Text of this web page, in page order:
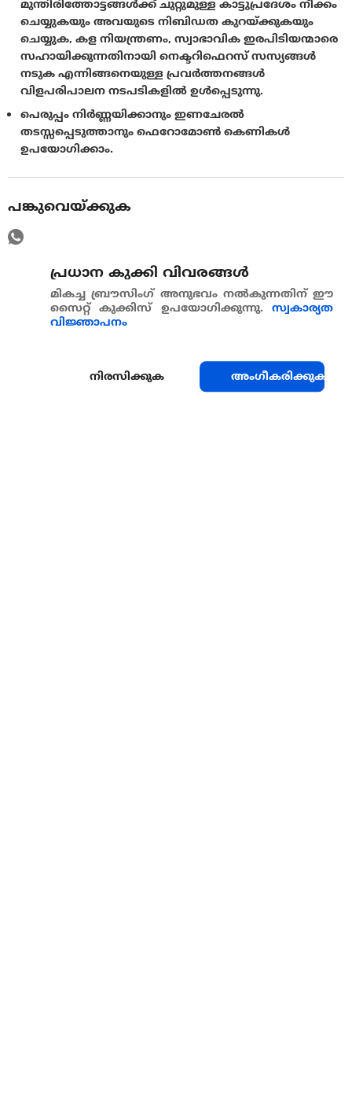
മുന്തിരിത്തോട്ടങ്ങൾക്ക് ചുറ്റുമുള്ള കാട്ടുപ്രദേശം നീക്കം
ചെയ്യുകയും അവയുടെ നിബിഡത കുറയ്ക്കുകയും
ചെയ്യുക, കള നിയന്ത്രണം, സ്വാഭാവിക ഇരപിടിയന്മാരെ
സഹായിക്കുന്നതിനായി നെക്ടറിഫെറസ് സസ്യങ്ങൾ
നടുക എന്നിങ്ങനെയുള്ള പ്രവർത്തനങ്ങൾ
വിളപരിപാലന നടപടികളിൽ ഉൾപ്പെടുന്നു.
പെരുപ്പം നിർണ്ണയിക്കാനും ഇണചേരൽ
തടസ്സപ്പെടുത്താനും ഫെറോമോൺ കെണികൾ
ഉപയോഗിക്കാം.
പങ്കുവെയ്ക്കുക
പ്രധാന കുക്കി വിവരങ്ങള്‍
മികച്ച ബ്രൗസിംഗ് അനുഭവം നൽകുന്നതിന് ഈ
സൈറ്റ് കുക്കിസ് ഉപയോഗിക്കുന്നു. സ്വകാര്യത
വിജ്ഞാപനം
നിരസിക്കുക അംഗീകരിക്കുക